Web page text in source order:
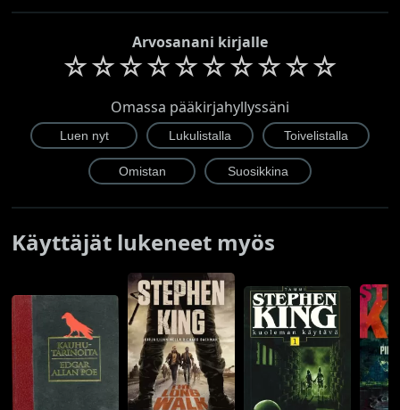
Arvosanani kirjalle
☆☆☆☆☆☆☆☆☆☆
Omassa pääkirjahyllyssäni
Käyttäjät lukeneet myös